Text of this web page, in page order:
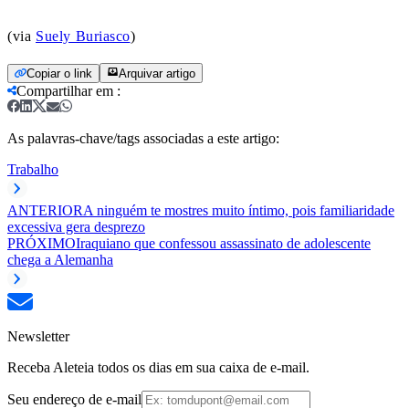
(via Suely Buriasco)
Copiar o link Arquivar artigo
Compartilhar em :
As palavras-chave/tags associadas a este artigo:
Trabalho
ANTERIORA ninguém te mostres muito íntimo, pois familiaridade
excessiva gera desprezo
PRÓXIMOIraquiano que confessou assassinato de adolescente
chega a Alemanha
Newsletter
Receba Aleteia todos os dias em sua caixa de e-mail.
Seu endereço de e-mail